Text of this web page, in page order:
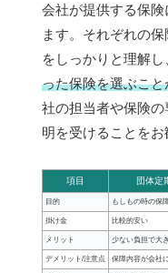
会社が提供する保
ます。それぞれの
をしっかりと理解し
った保険を選ぶこと
社の担当者や保険
明を受けることをお
項目 団体定
目的 もしもの時の保
掛け金 比較的安い
メリット 少ない負担で大
デメリット/注意点 保障内容が会社